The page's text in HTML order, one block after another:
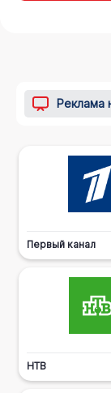
Реклама
Первый канал
НТВ